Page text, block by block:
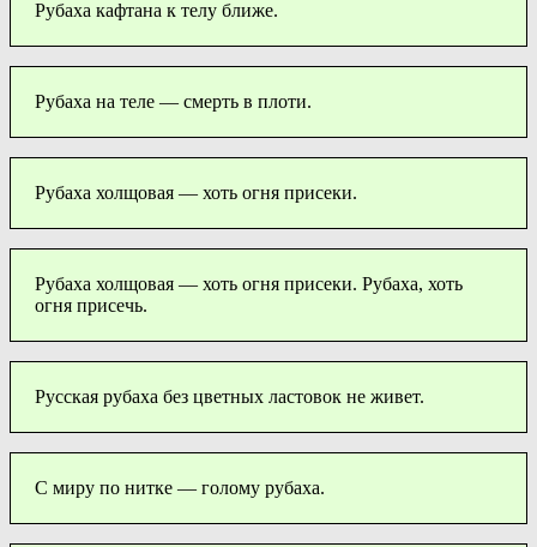
Рубаха кафтана к телу ближе.
Рубаха на теле — смерть в плоти.
Рубаха холщовая — хоть огня присеки.
Рубаха холщовая — хоть огня присеки. Рубаха, хоть
огня присечь.
Русская рубаха без цветных ластовок не живет.
С миру по нитке — голому рубаха.